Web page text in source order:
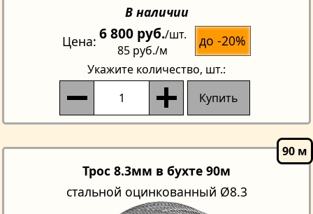
В наличии
Цена 6 800 руб./шт.
85 руб./м
до -20%
Укажите количество, шт.:
Купить
Трос 8.3мм в бухте 90м
стальной оцинкованный Ø8.3